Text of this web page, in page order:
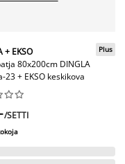
+ EKSO
80x200cm DINGLA
23 + EKSO keskikova
Plus



/SETTI